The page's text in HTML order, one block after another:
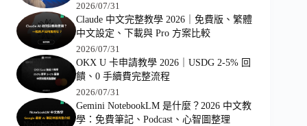
2026/07/31
Claude 中文完整教學 2026｜免費版、繁體
中文設定、下載與 Pro 方案比較
2026/07/31
OKX U 卡申請教學 2026｜USDG 2-5% 回
饋、0 手續費完整流程
2026/07/31
Gemini NotebookLM 是什麼？2026 中文教
學：免費筆記、Podcast、心智圖整理